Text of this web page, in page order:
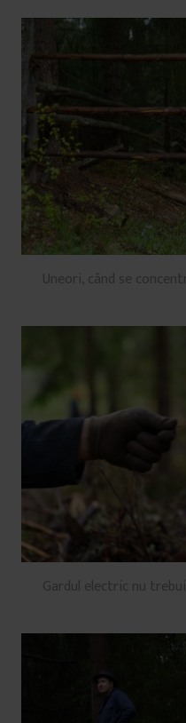
Uneori, când se
Gardul electric nu